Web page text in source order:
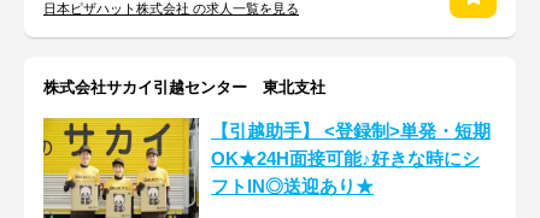
日本ピザハット株式会社 の求人一覧を見る
株式会社サカイ引越センター 東北支社
【引越助手】 <登録制>単発・短期
OK★24H面接可能♪好きな時にシ
フトIN◎送迎あり★